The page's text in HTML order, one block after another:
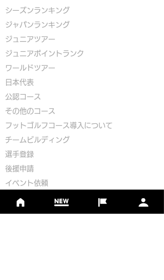
シーズンランキング
ジャパンランキング
ジュニアツアー
ジュニアポイントランク
​ワールドツアー
​​日本代表
公認コース
​その他のコース
​ フットゴルフコース導入について
​チームビルディング
選手登録​
​後援申請
​イベント依頼
プライバシーポリシー